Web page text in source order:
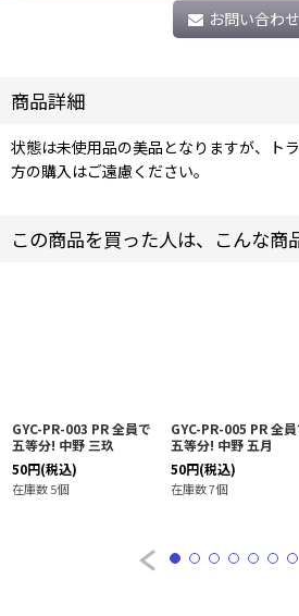
お問い合わせ
商品詳細
状態は未使用品の美品となりますが、ト
方の購入はご遠慮ください。
この商品を買った人は、こんな商
GYC-PR-003 PR 全員で
五等分! 中野 三玖
50円(税込)
在庫数 5個
GYC-PR-005 PR 全
五等分! 中野 五月
50円(税込)
在庫数 7個